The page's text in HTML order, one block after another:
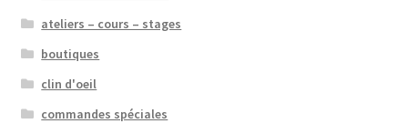
ateliers – cours – stages
boutiques
clin d'oeil
commandes spéciales